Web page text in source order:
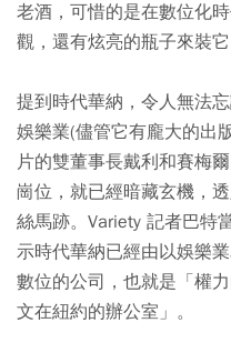
老酒，可惜的是在數位化
觀，還有炫亮的瓶子來裝它
提到時代華納，令人無法
娛樂業(儘管它有龐大的出
片的雙董事長戴利和賽梅
崗位，就已經暗藏玄機，
絲馬跡。Variety 記者巴特
示時代華納已經由以娛樂
數位的公司，也就是「權
文在紐約的辦公室」。